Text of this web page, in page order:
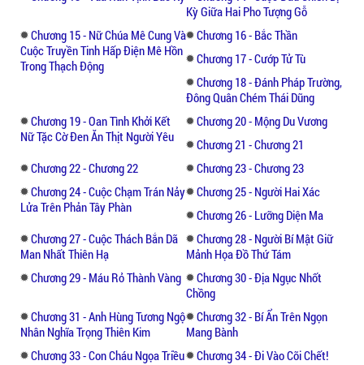
rộng, có cầu bắc ra tận suối, khắp bốn bề,
lính dõng chĩa súng canh phòng cẩn mật
một con chuột qua không lọt. Lúc đó Đèo
Nguyệt Tú đang đứng giữa đám chị em bè
bạn chuyện trò, sửa soạn ra “xoè”. Giữa đám
hoa lan rừng Tây Bắc, cô gái thứ ba họ Đèo
nổi bật như một đoá hoa rừng vương giả, áo
hồng, váy đen thuỷ ba kim tuyến viền gấu
bó sát dáng thân tròn lẳn, thắt chẽn lưng
ong, hồng đào căng phây nếp lụa, đẹp mởn
như hiện thân xứ Thái vào xuân.
Thình lình có tiếng rú ma âm giai rợn nổi
lên nẻo tiền dinh, vụt cái, tràn vào, ập tới,
chủ khách lính tráng giật nảy mình muốn
nổi da gà.
Liệu truyện sẽ tiếp diễn như thế nào, mời
Kỳ Giữa Hai Pho Tượng Gỗ
Chương 15 - Nữ Chúa Mê Cung Và
Cuộc Truyền Tinh Hấp Điện Mê Hồn
Trong Thạch Động
Chương 16 - Bắc Thần
Chương 17 - Cướp Tử Tù
Chương 18 - Đánh Pháp Trường,
Đông Quân Chém Thái Dũng
Chương 19 - Oan Tình Khởi Kết
Nữ Tặc Cờ Đen Ăn Thịt Người Yêu
Chương 20 - Mộng Du Vương
Chương 21 - Chương 21
Chương 22 - Chương 22
Chương 23 - Chương 23
Chương 24 - Cuộc Chạm Trán Nảy
Lửa Trên Phản Tây Phàn
Chương 25 - Người Hai Xác
Chương 26 - Lưỡng Diện Ma
Chương 27 - Cuộc Thách Bắn Dã
Man Nhất Thiên Hạ
Chương 28 - Người Bí Mật Giữ
Mảnh Họa Đồ Thứ Tám
Chương 29 - Máu Rỏ Thành Vàng
Chương 30 - Địa Ngục Nhốt
Chồng
Chương 31 - Anh Hùng Tương Ngộ
Nhân Nghĩa Trọng Thiên Kim
Chương 32 - Bí Ẩn Trên Ngọn
Mang Bành
Chương 33 - Con Cháu Ngọa Triều
Chương 34 - Đi Vào Cõi Chết!